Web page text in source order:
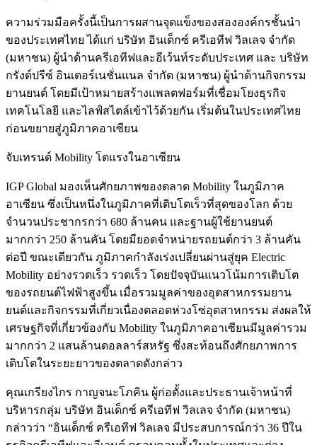
ความร่วมมือครั้งนี้เป็นการผสานจุดแข็งของสององค์กรชั้นนำ
ของประเทศไทย ได้แก่ บริษัท อินเด็กซ์ ครีเอทีฟ วิลเลจ จำกัด
(มหาชน) ผู้นำด้านครีเอทีฟและอีเว้นท์ระดับประเทศ และ บริษัท
กรังด์ปรีซ์ อินเตอร์เนชั่นแนล จำกัด (มหาชน) ผู้นำด้านกิจกรรม
ยานยนต์ โดยมีเป้าหมายสร้างแพลตฟอร์มที่เชื่อมโยงธุรกิจ
เทคโนโลยี และไลฟ์สไตล์เข้าไว้ด้วยกัน เริ่มต้นในประเทศไทย
ก่อนขยายสู่ภูมิภาคอาเซียน
จับเทรนด์ Mobility โตแรงในอาเซียน
IGP Global มองเห็นศักยภาพของตลาด Mobility ในภูมิภาค
อาเซียน ซึ่งเป็นหนึ่งในภูมิภาคที่เติบโตเร็วที่สุดของโลก ด้วย
จำนวนประชากรกว่า 680 ล้านคน และฐานผู้ใช้ยานยนต์
มากกว่า 250 ล้านคัน โดยมียอดจำหน่ายรถยนต์กว่า 3 ล้านคัน
ต่อปี ขณะเดียวกัน ภูมิภาคกำลังเร่งเปลี่ยนผ่านสู่ยุค Electric
Mobility อย่างรวดเร็ว รวดเร็ว โดยปัจจุบันแนวโน้มการเติบโต
ของรถยนต์ไฟฟ้าสูงขึ้น เมื่อรวมมูลค่าของอุตสาหกรรมยาน
ยนต์และกิจกรรมที่เกี่ยวเนื่องตลอดห่วงโซ่อุตสาหกรรม ส่งผลให้
เศรษฐกิจที่เกี่ยวข้องกับ Mobility ในภูมิภาคอาเซียนมีมูลค่ารวม
มากกว่า 2 แสนล้านดอลลาร์สหรัฐ ซึ่งสะท้อนถึงศักยภาพการ
เติบโตในระยะยาวของตลาดดังกล่าว
คุณเกรียงไกร กาญจนะโภคิน ผู้ก่อตั้งและประธานเจ้าหน้าที่
บริหารกลุ่ม บริษัท อินเด็กซ์ ครีเอทีฟ วิลเลจ จำกัด (มหาชน)
กล่าวว่า “อินเด็กซ์ ครีเอทีฟ วิลเลจ มีประสบการณ์กว่า 36 ปีใน